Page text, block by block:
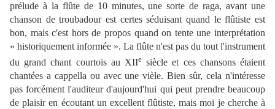
prélude à la flûte de 10 minutes, une sorte de raga, avant une
chanson de troubadour est certes séduisant quand le flûtiste est
bon, mais c'est hors de propos quand on tente une interprétation
« historiquement informée ». La flûte n'est pas du tout l'instrument
du grand chant courtois au XIIe siècle et ces chansons étaient
chantées a cappella ou avec une vièle. Bien sûr, cela n'intéresse
pas forcément l'auditeur d'aujourd'hui qui peut prendre beaucoup
de plaisir en écoutant un excellent flûtiste, mais moi je cherche à